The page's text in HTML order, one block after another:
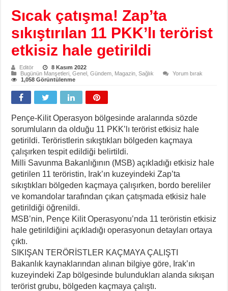
Sıcak çatışma! Zap’ta
sıkıştırılan 11 PKK’lı terörist
etkisiz hale getirildi
Editör
8 Kasım 2022
Bugünün Manşetleri ,Genel ,Gündem Magazin ,Sağlık
Yorum bırak
1,058 Görüntülenme
Pençe-Kilit Operasyon bölgesinde aralarında sözde
sorumluların da olduğu 11 PKK’lı terörist etkisiz hale
getirildi. Teröristlerin sıkıştıkları bölgeden kaçmaya
çalışırken tespit edildiği belirtildi.
Milli Savunma Bakanlığının (MSB) açıkladığı etkisiz hale
getirilen 11 teröristin, Irak’ın kuzeyindeki Zap’ta
sıkıştıkları bölgeden kaçmaya çalışırken, bordo bereliler
ve komandolar tarafından çıkan çatışmada etkisiz hale
getirildiği öğrenildi.
MSB’nin, Pençe Kilit Operasyonu’nda 11 teröristin etkisiz
hale getirildiğini açıkladığı operasyonun detayları ortaya
çıktı.
SIKIŞAN TERÖRİSTLER KAÇMAYA ÇALIŞTI
Bakanlık kaynaklarından alınan bilgiye göre, Irak’ın
kuzeyindeki Zap bölgesinde bulundukları alanda sıkışan
terörist grubu, bölgeden kaçmaya çalıştı.